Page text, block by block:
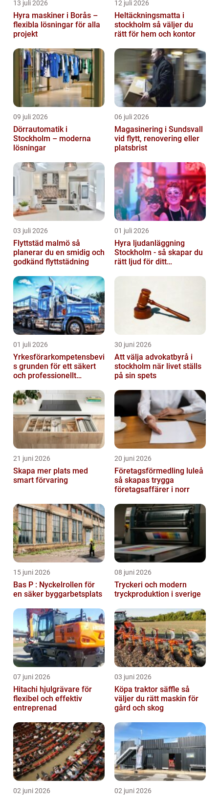
13 juli 2026
Hyra maskiner i Borås –
flexibla lösningar för alla
projekt
12 juli 2026
Heltäckningsmatta i
stockholm så väljer du
rätt för hem och kontor
09 juli 2026
Dörrautomatik i
Stockholm – moderna
lösningar
06 juli 2026
Magasinering i Sundsvall
vid flytt, renovering eller
platsbrist
03 juli 2026
Flyttstäd malmö så
planerar du en smidig och
godkänd flyttstädning
01 juli 2026
Hyra ljudanläggning
Stockholm - så skapar du
rätt ljud för ditt
01 juli 2026
Yrkesförarkompetensbevi
s grunden för ett säkert
och professionellt
30 juni 2026
Att välja advokatbyrå i
stockholm när livet ställs
på sin spets
21 juni 2026
Skapa mer plats med
smart förvaring
20 juni 2026
Företagsförmedling luleå
så skapas trygga
företagsaffärer i norr
15 juni 2026
Bas P : Nyckelrollen för
en säker byggarbetsplats
08 juni 2026
Tryckeri och modern
tryckproduktion i sverige
07 juni 2026
Hitachi hjulgrävare för
flexibel och effektiv
entreprenad
03 juni 2026
Köpa traktor säffle så
väljer du rätt maskin för
gård och skog
02 juni 2026 02 juni 2026